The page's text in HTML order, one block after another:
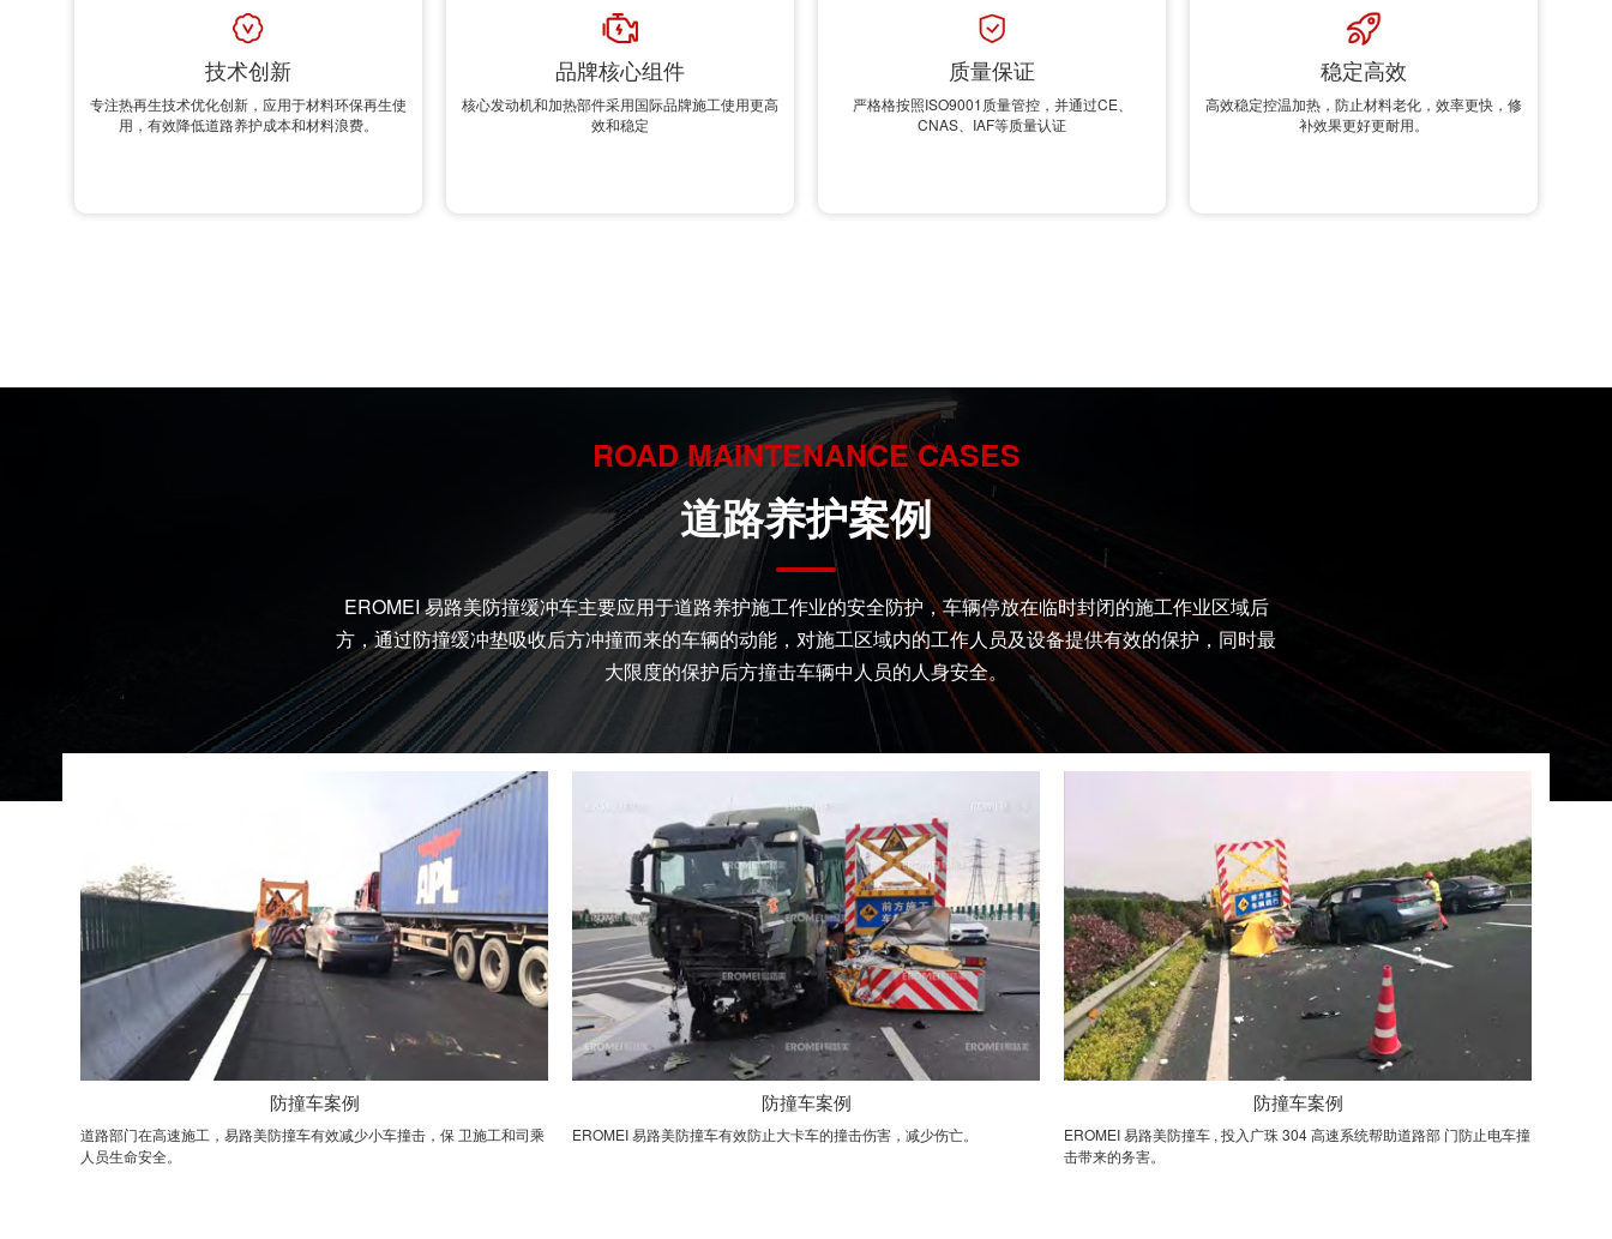
技术创新
专注热再生技术优化创新，应用于材料环保再生使
用，有效降低道路养护成本和材料浪费。
品牌核心组件
核心发动机和加热部件采用国际品牌施工使用更高
效和稳定
质量保证
严格格按照ISO9001质量管控，并通过CE、
CNAS、IAF等质量认证
稳定高效
高效稳定控温加热，防止材料老化，效率更快，修
补效果更好更耐用。
ROAD MAINTENANCE CASES
道路养护案例
EROMEI 易路美防撞缓冲车主要应用于道路养护施工作业的安全防护，车辆停放在临时封闭的施工作业区域后
方，通过防撞缓冲垫吸收后方冲撞而来的车辆的动能，对施工区域内的工作人员及设备提供有效的保护，同时最
大限度的保护后方撞击车辆中人员的人身安全。
防撞车案例
道路部门在高速施工，易路美防撞车有效减少小车撞击，保 卫施工和司乘
人员生命安全。
防撞车案例
EROMEI 易路美防撞车有效防止大卡车的撞击伤害，减少伤亡。
防撞车案例
EROMEI 易路美防撞车 , 投入广珠 304 高速系统帮助道路部 门防止电车撞
击带来的务害。